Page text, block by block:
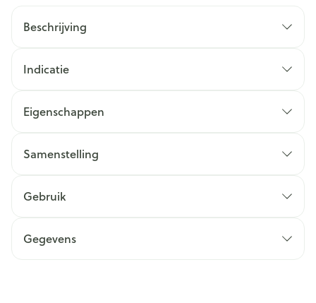
Beschrijving
Indicatie
Eigenschappen
Samenstelling
Gebruik
Gegevens